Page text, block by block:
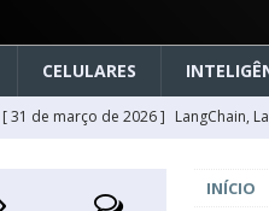
CELULARES
[ 31 de março de 2026 ] LangChain,
[ 20 de março de 2026 ]
Microsoft
INÍCIO